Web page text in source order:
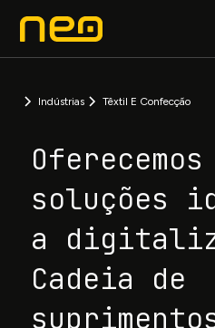
Indústrias Têxtil E Confecção
soluções
a
Cadeia de